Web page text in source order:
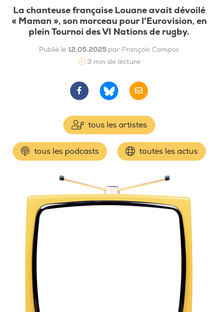
La chanteuse française Louane avait dévoilé
« Maman », son morceau pour l'Eurovision, en
plein Tournoi des VI Nations de rugby.
Publié le 12.05.2025 par François Campos
3 min de lecture
tous les artistes
tous les podcasts toutes les actus